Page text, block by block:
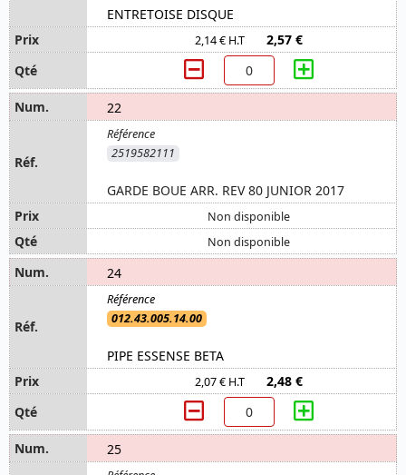
ENTRETOISE DISQUE
2,14 € H.T 2,57 €
22
2519582111
GARDE BOUE ARR. REV 80 JUNIOR 2017
Non disponible
Non disponible
24
012.43.005.14.00
PIPE ESSENSE BETA
2,07 € H.T 2,48 €
25